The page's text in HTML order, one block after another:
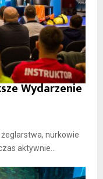
Wydarzenie
nurkowie
aktywnie...